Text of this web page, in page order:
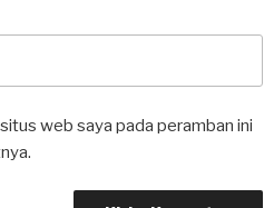
web saya pada peramban ini